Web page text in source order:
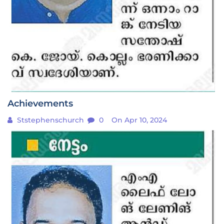
Achievements
Ststephenschurch 0 On Apr 10, 2024